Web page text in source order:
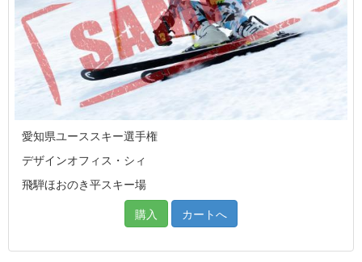
愛知県ユーススキー選手権
デザインオフィス・シィ
飛騨ほおのき平スキー場
購入
カートへ